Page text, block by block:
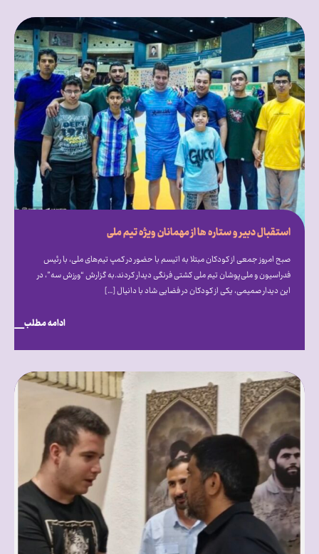
استقبال دبیر و ستاره ها از مهمانان ویژه تیم ملی
صبح امروز جمعی از کودکان مبتلا به اتیسم با حضور در کمپ تیم‌های ملی، با رئیس
فدراسیون و ملی‌پوشان تیم ملی کشتی فرنگی دیدار کردند.به گزارش “ورزش سه”، در
این دیدار صمیمی، یکی از کودکان در فضایی شاد با دانیال […]
ادامه مطلب